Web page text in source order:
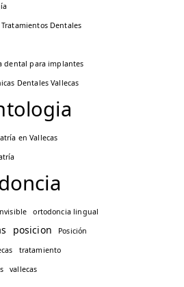
Tratamientos Dentales
dental para implantes
Dentales Vallecas
en Vallecas
ortodoncia lingual
posicion
Posición
tratamiento
vallecas